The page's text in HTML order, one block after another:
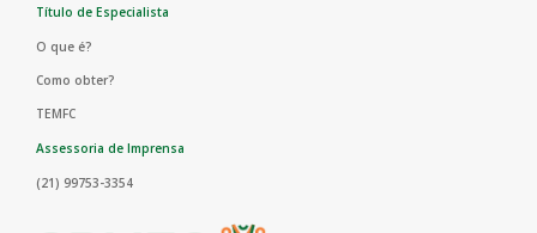
Título de Especialista
O que é?
Como obter?
TEMFC
Assessoria de Imprensa
(21) 99753-3354